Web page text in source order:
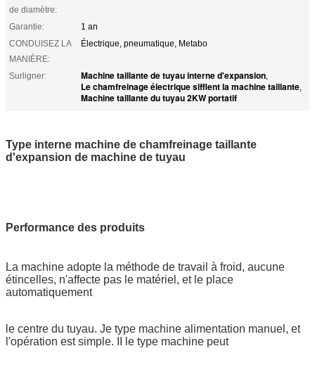
de diamètre:
Garantie:
1 an
CONDUISEZ LA
MANIÈRE:
Électrique, pneumatique, Metabo
Surligner: Machine taillante de tuyau interne d'expansion,
Le chamfreinage électrique sifflent la machine taillante,
Machine taillante du tuyau 2KW portatif
Type interne machine de chamfreinage taillante
d'expansion de machine de tuyau
Performance des produits
La machine adopte la méthode de travail à froid, aucune
étincelles, n'affecte pas le matériel, et le place
automatiquement
le centre du tuyau. Je type machine alimentation manuel, et
l'opération est simple. II le type machine peut